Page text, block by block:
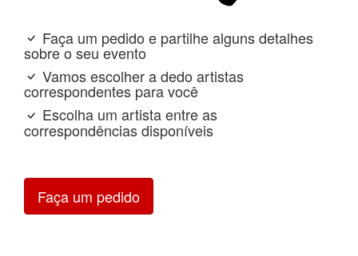
Faça um pedido e partilhe alguns detalhes
sobre o seu evento
Vamos escolher a dedo artistas
correspondentes para você
Escolha um artista entre as
correspondências disponíveis
Faça um pedido